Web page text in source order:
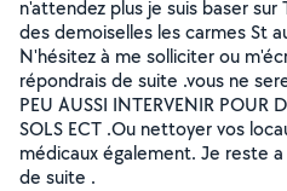
n'attendez plus je suis baser
des demoiselles les carmes St
N'hésitez à me solliciter ou
répondrais de suite .vous ne
PEU AUSSI INTERVENIR POUR
SOLS ECT .Ou nettoyer vos
médicaux également. Je reste
de suite .